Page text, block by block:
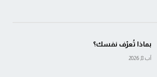
بماذا تُعرّف نفسك؟
آب 8, 2026